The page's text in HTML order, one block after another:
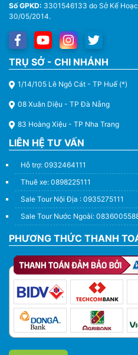
Số GPKD: 3301546133 do Sở Kế
30/05/2014.
TRỤ SỞ - CHI NHÁNH
1/14/105 Lê Ngô Cát - TP Huế (*)
08 Xuân Diệu - TP Đà Nẵng
83 Hoàng Xiệu - TP Nha Trang
LIÊN HỆ TƯ VẤN
Hỗ trợ: 0932464111
Thuê xe: 0898225111
Sale Tour Nội Địa : 0935275111
Sale Tour Nước Ngoài:
PHƯƠNG THỨC THANH